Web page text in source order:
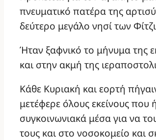
πνευματικό πατέρα της
δεύτερο μεγάλο νησί των
Ήταν ξαφνικό το μήνυμα της
και στην ακμή της
Κάθε Κυριακή και εορτή
μετέφερε όλους εκείνους
συγκοινωνιακά μέσα για να
τους και στο νοσοκομείο και